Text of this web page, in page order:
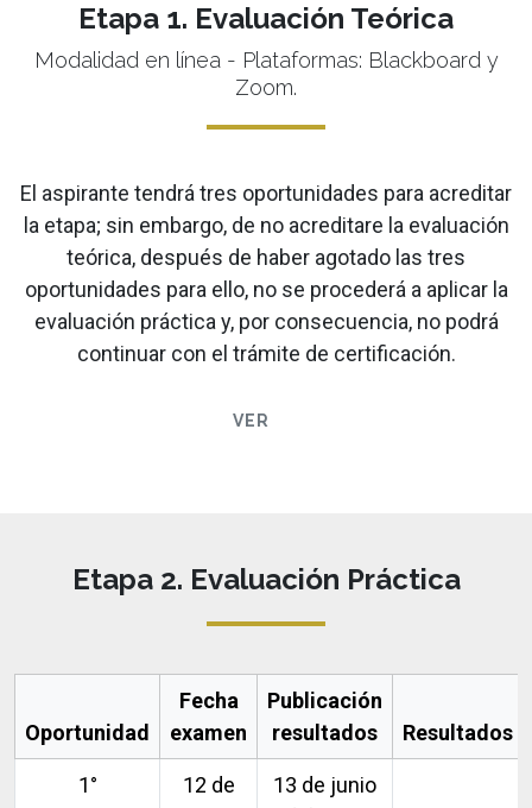
Etapa 1. Evaluación Teórica
Modalidad en línea - Plataformas: Blackboard y
Zoom.
El aspirante tendrá tres oportunidades para acreditar
la etapa; sin embargo, de no acreditare la evaluación
teórica, después de haber agotado las tres
oportunidades para ello, no se procederá a aplicar la
evaluación práctica y, por consecuencia, no podrá
continuar con el trámite de certificación.
VER
Etapa 2. Evaluación Práctica
Oportunidad
Fecha
examen
Publicación
resultados
Resultados
1°
12 de
13 de junio